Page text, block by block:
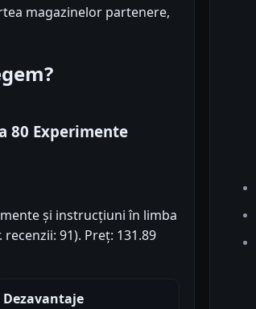
magazinelor partenere,
80 Experimente
și instrucțiuni în limba
91). Preț: 131.89
Dezavantaje